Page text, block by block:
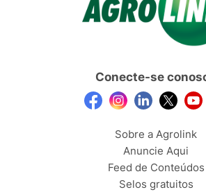
Conecte-se
Sobre a Agrolink
Anuncie Aqui
Feed de Conteúdos
Selos gratuitos